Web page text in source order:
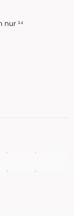
¹⁴